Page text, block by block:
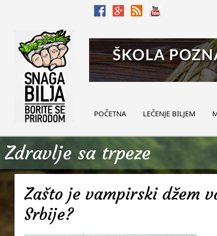
POČETNA LEČENJE BILJEM
Zdravlje sa trpeze
Zašto je vampirski džem
Srbije?